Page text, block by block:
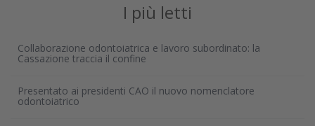
I più letti
Collaborazione odontoiatrica e lavoro subordinato: la
Cassazione traccia il confine
Presentato ai presidenti CAO il nuovo nomenclatore
odontoiatrico